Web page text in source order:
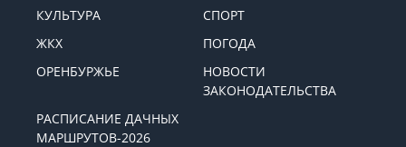
КУЛЬТУРА
СПОРТ
ЖКХ
ПОГОДА
ОРЕНБУРЖЬЕ
НОВОСТИ
ЗАКОНОДАТЕЛЬСТВА
РАСПИСАНИЕ ДАЧНЫХ
МАРШРУТОВ-2026